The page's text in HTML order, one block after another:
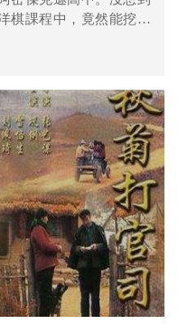
棋課程中，竟然能挖掘
標賽爭奪冠軍獎盃。